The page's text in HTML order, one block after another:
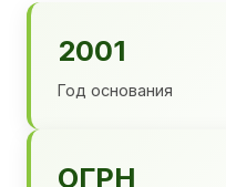
2001
Год основания
ОГРН